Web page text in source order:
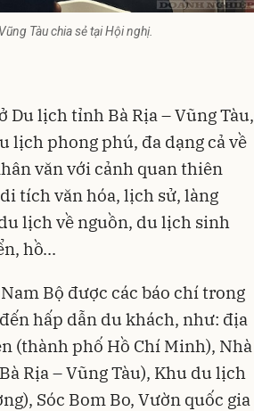
Tàu chia sẻ tại Hội nghị.
Du lịch tỉnh Bà Rịa – Vũng Tàu,
lịch phong phú, đa dạng cả về
văn với cảnh quan thiên
tích văn hóa, lịch sử, làng
lịch về nguồn, du lịch sinh
hồ...
Bộ được các báo chí trong
hấp dẫn du khách, như: địa
(thành phố Hồ Chí Minh), Nhà
Rịa – Vũng Tàu), Khu du lịch
Sóc Bom Bo, Vườn quốc gia